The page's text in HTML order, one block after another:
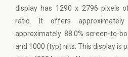
display has 1290 x 2796 pixels
ratio. It offers
approximately 88.0% screen-to-
and 1000 (typ) nits. This display is